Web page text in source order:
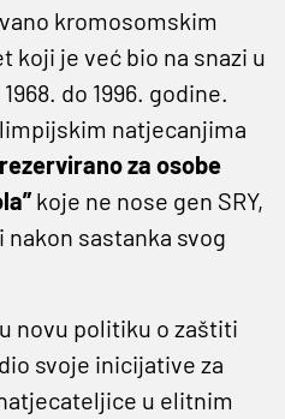
kromosomskim
koji je već bio na snazi ​​u
do 1996. godine.
natjecanjima
za osobe
koje ne nose gen SRY,
nakon sastanka svog
novu politiku o zaštiti
svoje inicijative za
u elitnim